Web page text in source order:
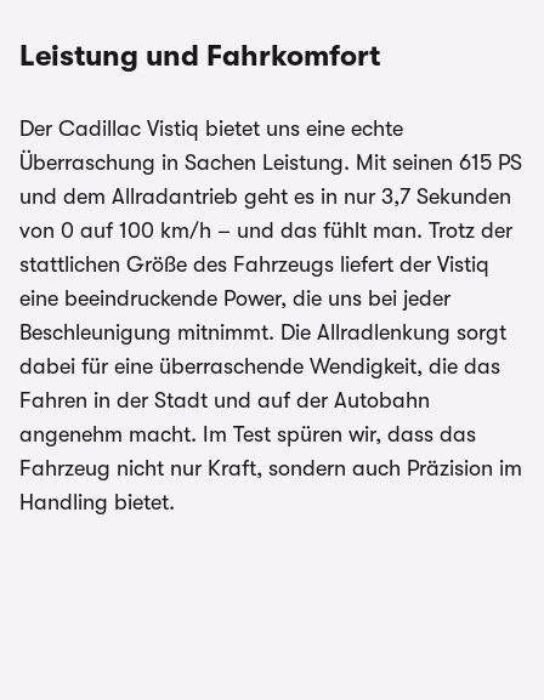
Leistung und Fahrkomfort
Der Cadillac Vistiq bietet uns eine echte
Überraschung in Sachen Leistung. Mit seinen 615 PS
und dem Allradantrieb geht es in nur 3,7 Sekunden
von 0 auf 100 km/h – und das fühlt man. Trotz der
stattlichen Größe des Fahrzeugs liefert der Vistiq
eine beeindruckende Power, die uns bei jeder
Beschleunigung mitnimmt. Die Allradlenkung sorgt
dabei für eine überraschende Wendigkeit, die das
Fahren in der Stadt und auf der Autobahn
angenehm macht. Im Test spüren wir, dass das
Fahrzeug nicht nur Kraft, sondern auch Präzision im
Handling bietet.